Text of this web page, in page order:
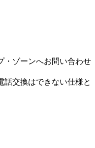
・ゾーンへお問い合わせ
話交換はできない仕様と